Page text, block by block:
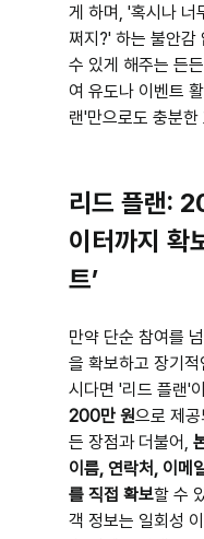
게 하며, '혹시나 너
쩌지?' 하는 불안감
수 있게 해주는 든
여 유도나 이벤트
랜'만으로도 충분
리드 플랜:
이터까지 확
트’
만약 단순 참여를
을 확보하고 장기
시다면 '리드 플랜'
200만 원으로 제
든 장점과 더불어,
이름, 연락처, 이메
를 직접 확보할 수
객 정보는 일회성